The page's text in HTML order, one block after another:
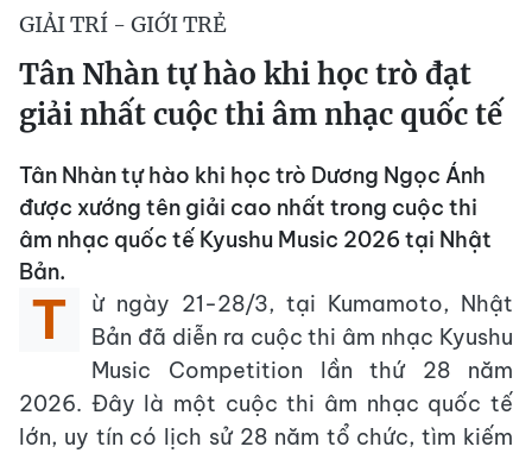
GIẢI TRÍ - GIỚI TRẺ
Tân Nhàn tự hào khi học trò đạt
giải nhất cuộc thi âm nhạc quốc tế
Tân Nhàn tự hào khi học trò Dương Ngọc Ánh
được xướng tên giải cao nhất trong cuộc thi
âm nhạc quốc tế Kyushu Music 2026 tại Nhật
Bản.
T
ừ ngày 21-28/3, tại Kumamoto, Nhật
Bản đã diễn ra cuộc thi âm nhạc Kyushu
Music Competition lần thứ 28 năm
2026. Đây là một cuộc thi âm nhạc quốc tế
lớn, uy tín có lịch sử 28 năm tổ chức, tìm kiếm